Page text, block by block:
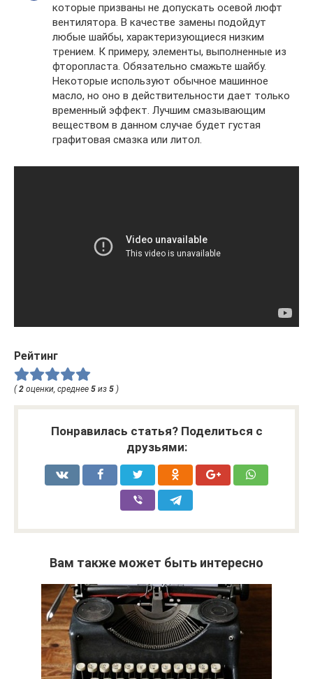
которые призваны не допускать осевой люфт
вентилятора. В качестве замены подойдут
любые шайбы, характеризующиеся низким
трением. К примеру, элементы, выполненные из
фторопласта. Обязательно смажьте шайбу.
Некоторые используют обычное машинное
масло, но оно в действительности дает только
временный эффект. Лучшим смазывающим
веществом в данном случае будет густая
графитовая смазка или литол.
Рейтинг
(2 оценки, среднее 5 из 5 )
Понравилась статья? Поделиться с
друзьями:
Вам также может быть интересно